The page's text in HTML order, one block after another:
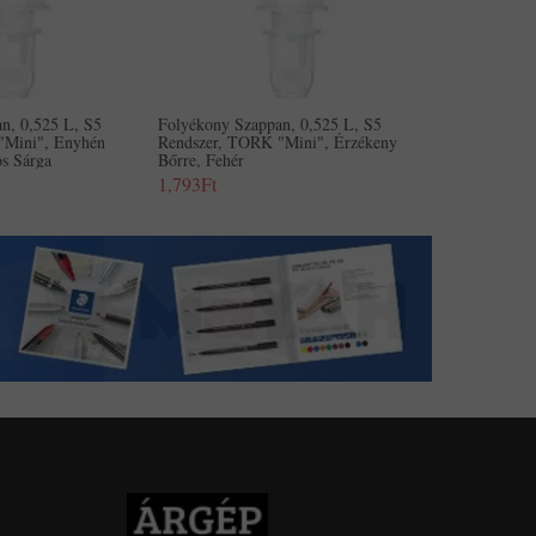
0,525 L, S5
Enyhén
Sárga
Folyékony Szappan, 0,525 L, S5
Rendszer, TORK "Mini", Érzékeny
Bőrre, Fehér
1,793Ft